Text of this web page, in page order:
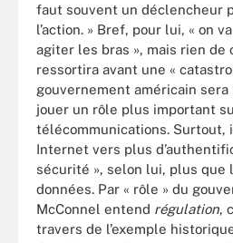
faut souvent un déclencheur
l’action. » Bref, pour lui, « on
agiter les bras », mais rien de
ressortira avant une «
gouvernement américain
jouer un rôle plus important
télécommunications. Surtout,
Internet vers plus
sécurité », selon lui, plus
données. Par « rôle » du
McConnel entend régulation,
travers de l’exemple